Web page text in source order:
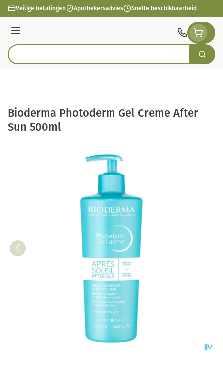
Ga naar de inhoud
Veilige betalingen Apothekersadvies Snelle beschikbaarheid
Menu
Product, merk, categorie... Zoek
Bioderma Photoderm Gel Creme After
Sun 500ml